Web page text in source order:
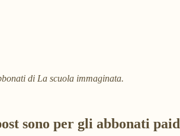
di La scuola immaginata.
sono per gli abbonati paid